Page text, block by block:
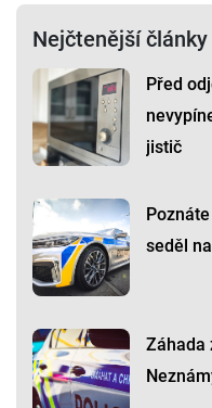
Nejčtenější články
Před
jistič
seděl
Záhada